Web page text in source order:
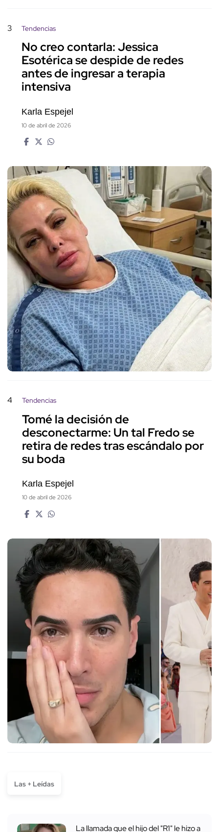
3 Tendencias
No creo contarla: Jessica
Esotérica se despide de redes
antes de ingresar a terapia
intensiva
Karla Espejel
10 de abril de 2026
4 Tendencias
Tomé la decisión de
desconectarme: Un tal Fredo se
retira de redes tras escándalo por
su boda
Karla Espejel
10 de abril de 2026
Las + Leídas
La llamada que el hijo del "R1" le hizo a